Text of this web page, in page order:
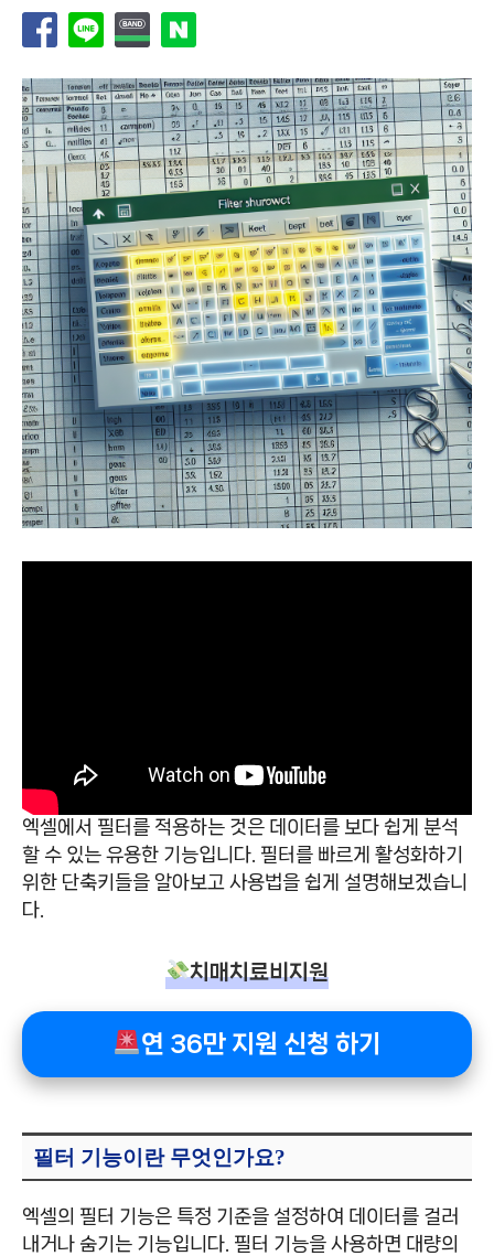
엑셀에서 필터를 적용하는 것은 데이터를 보다 쉽게 분석
할 수 있는 유용한 기능입니다. 필터를 빠르게 활성화하기
위한 단축키들을 알아보고 사용법을 쉽게 설명해보겠습니
다.
치매치료비지원
연 36만 지원 신청 하기
필터 기능이란 무엇인가요?
엑셀의 필터 기능은 특정 기준을 설정하여 데이터를 걸러
내거나 숨기는 기능입니다. 필터 기능을 사용하면 대량의